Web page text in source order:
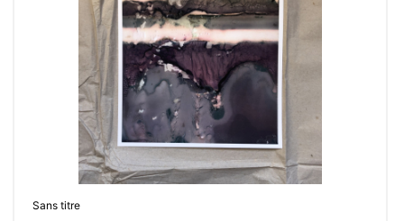
Sans titre